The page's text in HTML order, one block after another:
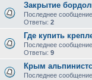
Закрытие
Последнее сообщение
Ответы: 2
Где купить
Последнее сообщение
Ответы: 9
Крым
Последнее сообщение